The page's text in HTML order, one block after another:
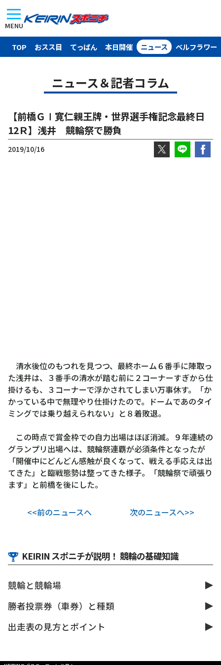
MENU
TOP おスス目 てっぱん 本日開催 ニュース ベルフラワー
ニュース＆記者コラム
【前橋ＧⅠ寛仁親王牌・世界選手権記念最終日
12Ｒ】浅井 競輪祭で勝負
2019/10/16
清水後位のもつれを見つつ、最終ホーム６番手に陣取っ
た浅井は、３番手の清水が踏む前に２コーナーすぎから仕
掛けるも、３コーナーで浮かされてしまい万事休す。「か
かっている中で無理やり仕掛けたので。ドームであのタイ
ミングでは乗り越えられない」と８着敗退。
この時点で賞金枠での自力出場はほぼ消滅。９年連続の
グランプリ出場へは、競輪祭連覇が必須条件となったが
「開催中にどんどん感触が良くなって、戦える手応えは出
てきた」と臨戦態勢は整ってきた様子。「競輪祭で頑張り
ます」と前橋を後にした。
<<前のニュースへ 次のニュースへ>>
KEIRIN スポニチが説明！ 競輪の基礎知識
競輪と競輪場
勝者投票券（車券）と種類
出走表の見方とポイント